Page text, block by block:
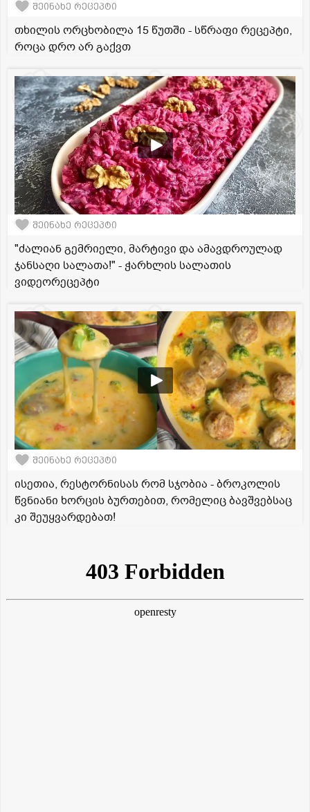
შეინახე რეცეპტი
თხილის ორცხობილა 15 წუთში - სწრაფი რეცეპტი,
როცა დრო არ გაქვთ
შეინახე რეცეპტი
"ძალიან გემრიელი, მარტივი და ამავდროულად
ჯანსაღი სალათა!" - ჭარხლის სალათის
ვიდეორეცეპტი
შეინახე რეცეპტი
ისეთია, რესტორნისას რომ სჯობია - ბროკოლის
წვნიანი ხორცის ბურთებით, რომელიც ბავშვებსაც
კი შეუყვარდებათ!